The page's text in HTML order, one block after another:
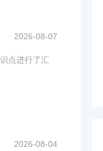
2026-08-07
点进行了汇
2026-08-04